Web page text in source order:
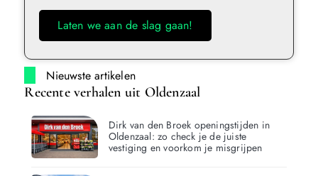
Laten we aan de slag gaan!
Nieuwste artikelen
Recente verhalen uit Oldenzaal
Dirk van den Broek openingstijden in
Oldenzaal: zo check je de juiste
vestiging en voorkom je misgrijpen